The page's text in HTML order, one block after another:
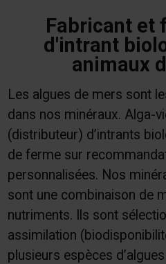
Fabricant et
d'intrant
animaux
Les algues de mers sont
dans nos minéraux. Alga-
(distributeur) d’intrants
de ferme sur
personnalisées. Nos
sont une combinaison de
nutriments. Ils sont
assimilation
plusieurs espèces